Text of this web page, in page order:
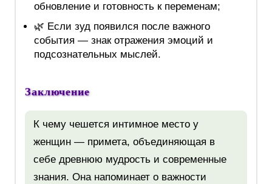
обновление и готовность к переменам;
🌿 Если зуд появился после важного
события — знак отражения эмоций и
подсознательных мыслей.
Заключение
К чему чешется интимное место у
женщин — примета, объединяющая в
себе древнюю мудрость и современные
знания. Она напоминает о важности